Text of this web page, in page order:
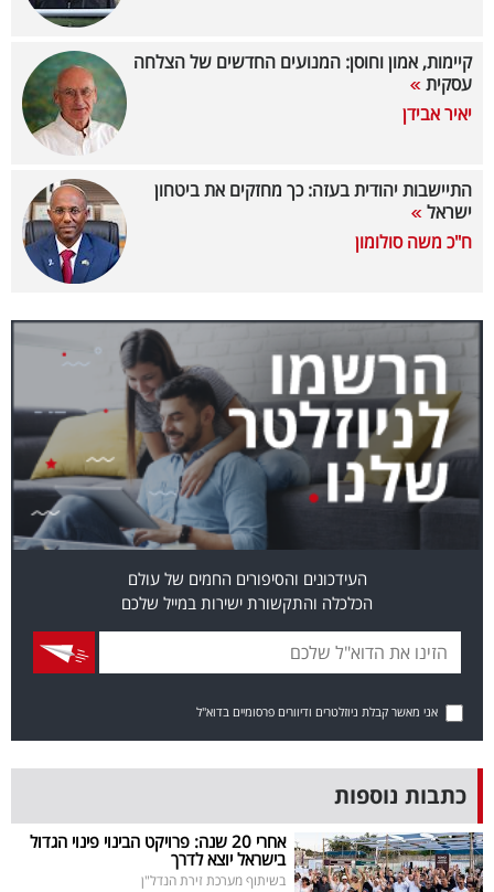
קריירה
ולימודים
מינויים
רייטינג
בריאות
תרבות
ופנאי
תיירות
הכלכלי
פודקאסט
UNDER
40
קיימות, אמון וחוסן: המנועים החדשים של הצלחה
עסקית
יאיר אבידן
התיישבות יהודית בעזה: כך מחזקים את ביטחון
ישראל
ח"כ משה סולומון
העידכונים והסיפורים החמים של עולם
הכלכלה והתקשורת ישירות במייל שלכם
אני מאשר קבלת ניוזלטרים ודיוורים פרסומיים בדוא"ל
כתבות נוספות
אחרי 20 שנה: פרויקט הבינוי פינוי הגדול
בישראל יוצא לדרך
בשיתוף מערכת זירת הנדל"ן